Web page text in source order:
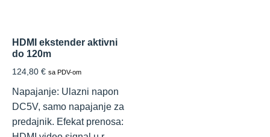
HDMI ekstender aktivni
do 120m
124,80 € sa PDV-om
Napajanje: Ulazni napon
DC5V, samo napajanje za
predajnik. Efekat prenosa: